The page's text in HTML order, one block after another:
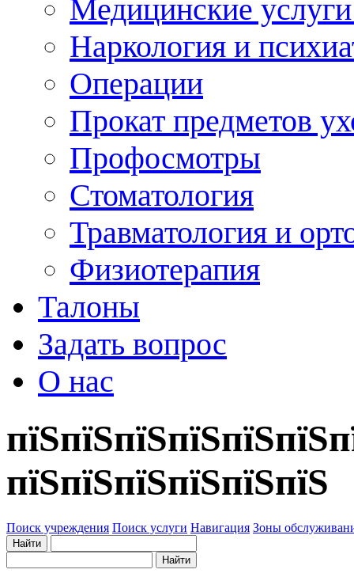
Медицинские
Наркология и
Операции
Прокат предметов
Профосмотры
Стоматология
Травматология и
Физиотерапия
Талоны
Задать вопрос
О нас
пїЅпїЅпїЅпїЅпїЅпїЅ
Поиск учреждения Поиск услуги Навигация Зоны